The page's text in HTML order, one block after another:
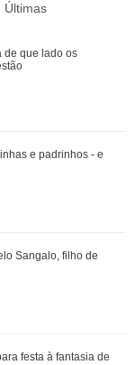
quando conheceu
ter dificuldade com
lança versão em
da vida de Ivete
Últimas
de que lado os
e padrinhos - e
Sangalo, filho de
festa à fantasia de